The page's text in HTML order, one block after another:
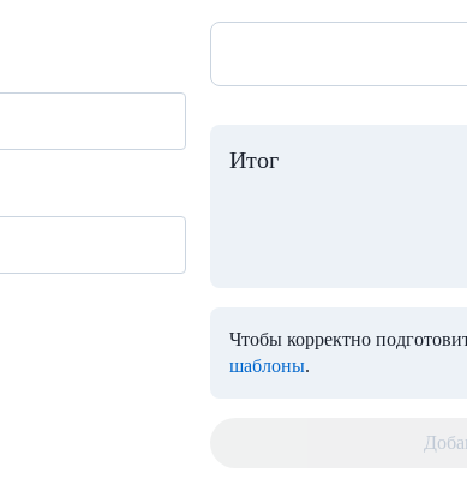
Итог
Чтобы корректно
шаблоны.